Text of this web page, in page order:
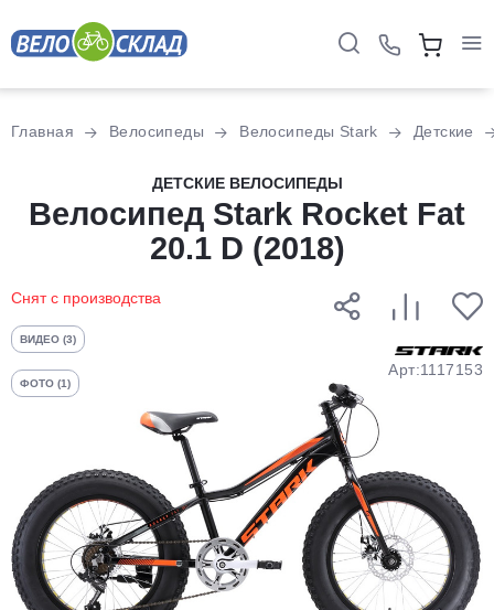
Главная Велосипеды Велосипеды Stark Детские
ДЕТСКИЕ ВЕЛОСИПЕДЫ
Велосипед Stark Rocket Fat
20.1 D (2018)
Снят с производства
ВИДЕО (3)
ФОТО (1)
Арт:1117153
Разбейте
оплатуна части
без переплат
График платежей
Добавляйте товары
в корзину